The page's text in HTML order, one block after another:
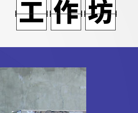
工
術
術
工 作
節
節
作 坊
覽
覽
坊